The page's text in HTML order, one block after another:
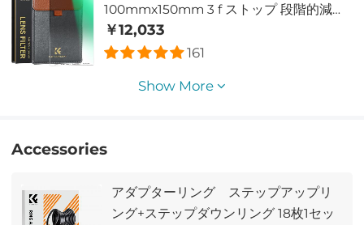
100mmx150mm 3 f ストップ 段階的減光
フィルター 段階的フィルター 28 ナノコー
ティングの正方形光学ガラスフィルター
Nano-X シリーズ
￥12,033
161
Show More
Accessories
アダプターリング ステップアップリ
ング+ステップダウンリング 18枚1セッ